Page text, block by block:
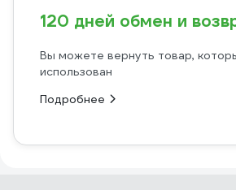
120 дней обмен и
Вы можете вернуть товар,
использован
Подробнее